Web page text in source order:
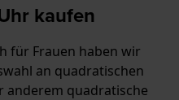
kaufen
für Frauen haben wir
an quadratischen
anderem quadratische